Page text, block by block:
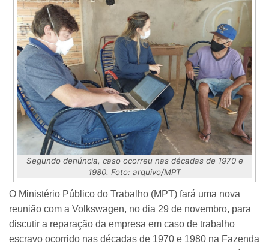
Segundo denúncia, caso ocorreu nas décadas de 1970 e
1980. Foto: arquivo/MPT
O Ministério Público do Trabalho (MPT) fará uma nova
reunião com a Volkswagen, no dia 29 de novembro, para
discutir a reparação da empresa em caso de trabalho
escravo ocorrido nas décadas de 1970 e 1980 na Fazenda